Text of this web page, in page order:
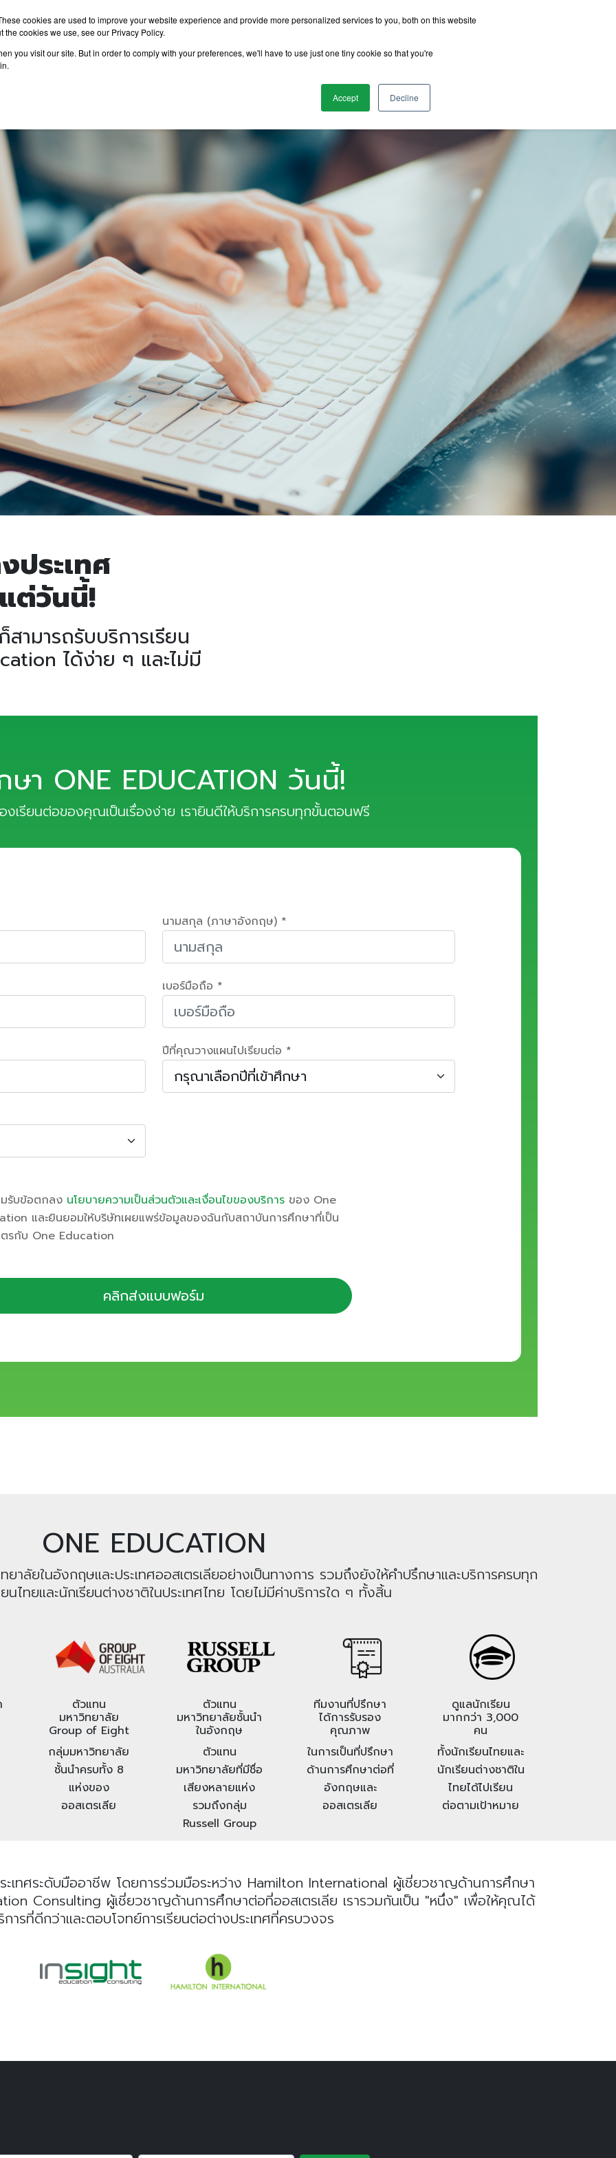
cookies are used to improve your website experience and provide more personalized services to you, both on this website
cookies we use, see our Privacy Policy.
you visit our site. But in order to comply with your preferences, we'll have to use just one tiny cookie so that you're
Accept Decline
รียนต่อ
ประเทศ
ต่วันนี้!
มารถรับบริการเรียน
ได้ง่าย ๆ และไม่มี
ษา ONE EDUCATION วันนี้!
องเรียนต่อของคุณเป็นเรื่องง่าย เรายินดีให้บริการครบทุกขั้นตอนฟรี
นามสกุล (ภาษาอังกฤษ) *
เบอร์มือถือ *
ปีที่คุณวางแผนไปเรียนต่อ *
รับข้อตกลง นโยบายความเป็นส่วนตัวและเงื่อนไขของบริการของ One
และยินยอมให้บริษัทเผยแพร่ข้อมูลของฉันกับสถาบันการศึกษาที่เป็น
รกับ One Education
คลิกส่งแบบฟอร์ม
ONE EDUCATION
าลัยในอังกฤษและประเทศออสเตรเลียอย่างเป็นทางการ รวมถึงยังให้คำปรึกษาและบริการครบทุก
นไทยและนักเรียนต่างชาติในประเทศไทย โดยไม่มีค่าบริการใด ๆ ทั้งสิ้น
ตัวแทน
มหาวิทยาลัย
Group of Eight
กลุ่มมหาวิทยาลัย
ชั้นนำครบทั้ง 8
แห่งของ
ออสเตรเลีย
ตัวแทน
มหาวิทยาลัยชั้นนำ
ในอังกฤษ
ตัวแทน
มหาวิทยาลัยที่มีชื่อ
เสียงหลายแห่ง
รวมถึงกลุ่ม
Russell Group
ทีมงานที่ปรึกษา
ได้การรับรอง
คุณภาพ
ในการเป็นที่ปรึกษา
ด้านการศึกษาต่อที่
อังกฤษและ
ออสเตรเลีย
ดูแลนักเรียน
มากกว่า 3,000
คน
ทั้งนักเรียนไทยและ
นักเรียนต่างชาติใน
ไทยได้ไปเรียน
ต่อตามเป้าหมาย
เทศระดับมืออาชีพ โดยการร่วมมือระหว่าง Hamilton International ผู้เชี่ยวชาญด้านการศึกษา
Consulting ผู้เชี่ยวชาญด้านการศึกษาต่อที่ออสเตรเลีย เรารวมกันเป็น "หนึ่ง" เพื่อให้คุณได้
ารที่ดีกว่าและตอบโจทย์การเรียนต่อต่างประเทศที่ครบวงจร